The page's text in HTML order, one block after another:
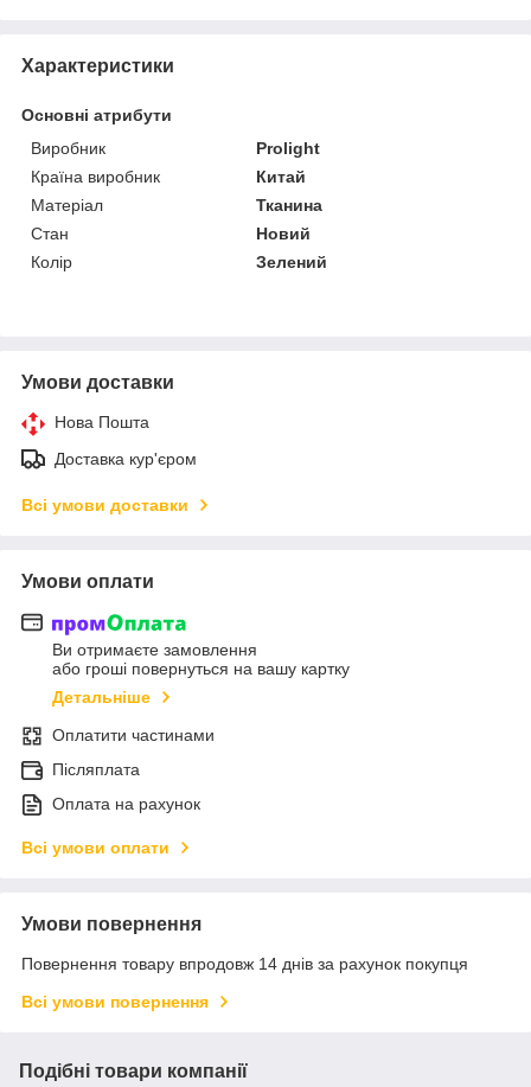
Характеристики
Основні атрибути
Виробник
Prolight
Країна виробник
Китай
Матеріал
Тканина
Стан
Новий
Колір
Зелений
Умови доставки
Нова Пошта
Доставка кур'єром
Всі умови доставки
Умови оплати
Ви отримаєте замовлення
або гроші повернуться на вашу картку
Детальніше
Оплатити частинами
Післяплата
Оплата на рахунок
Всі умови оплати
Умови повернення
Повернення товару впродовж 14 днів за рахунок покупця
Всі умови повернення
Подібні товари компанії